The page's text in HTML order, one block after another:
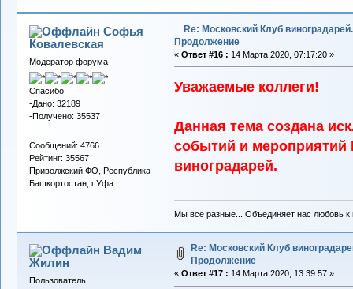
Софья
Ковалевская
Модератор форума
Спасибо
-Дано: 32189
-Получено: 35537
Сообщений: 4766
Рейтинг: 35567
Приволжский ФО, Республика
Башкортостан, г.Уфа
Re: Московский Клуб виноградарей.
Продолжение
« Ответ #16 : 14 Марта 2020, 07:17:20 »
Уважаемые коллеги!
Данная тема создана
событий и мероприятий
виноградарей.
Мы все разные... Объединяет нас любовь к
Вадим
Жилин
Пользователь
Re: Московский Клуб
Продолжение
« Ответ #17 : 14 Марта 2020, 13:39:57 »